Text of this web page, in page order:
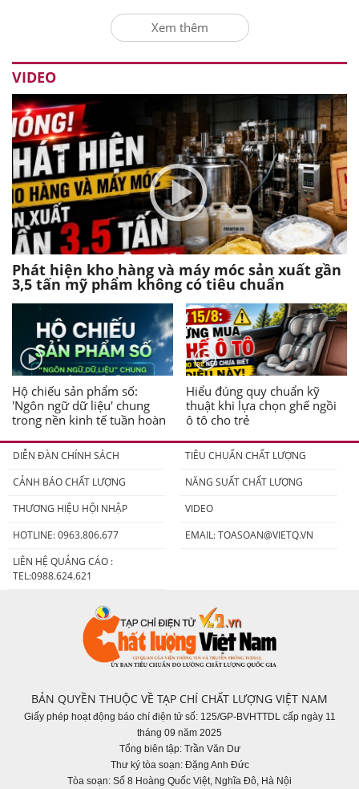
Xem thêm
VIDEO
Phát hiện kho hàng và máy móc sản xuất gần
3,5 tấn mỹ phẩm không có tiêu chuẩn
Hộ chiếu sản phẩm số:
'Ngôn ngữ dữ liệu' chung
trong nền kinh tế tuần hoàn
Hiểu đúng quy chuẩn kỹ
thuật khi lựa chọn ghế ngồi
ô tô cho trẻ
DIỄN ĐÀN CHÍNH SÁCH
TIÊU CHUẨN CHẤT LƯỢNG
CẢNH BÁO CHẤT LƯỢNG
NĂNG SUẤT CHẤT LƯỢNG
THƯƠNG HIỆU HỘI NHẬP
VIDEO
HOTLINE: 0963.806.677
EMAIL:TOASOAN@VIETQ.VN
LIÊN HỆ QUẢNG CÁO :
TEL:0988.624.621
BẢN QUYỀN THUỘC VỀ TẠP CHÍ CHẤT LƯỢNG VIỆT NAM
Giấy phép hoạt động báo chí điện tử số: 125/GP-BVHTTDL cấp ngày 11
tháng 09 năm 2025
Tổng biên tập: Trần Văn Dư
Thư ký tòa soạn: Đặng Anh Đức
Tòa soạn: Số 8 Hoàng Quốc Việt, Nghĩa Đô, Hà Nội